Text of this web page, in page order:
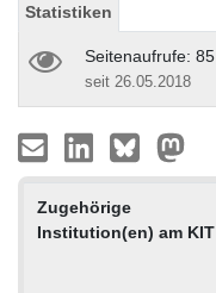
Statistiken
Seitenaufrufe: 85
seit 26.05.2018
Zugehörige
Institution(en) am KIT